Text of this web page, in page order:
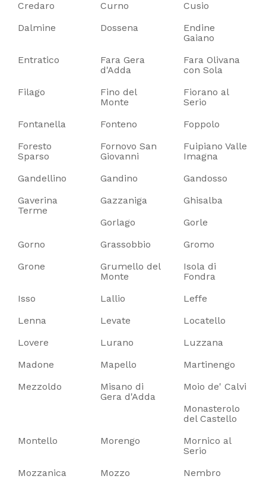
Credaro Curno
Cusio
Dalmine
Dossena
Endine
Gaiano
Entratico
Fara Gera
d'Adda
Fara Olivana
con Sola
Filago
Fino del
Monte
Fiorano al
Serio
Fontanella
Fonteno
Foppolo
Foresto
Sparso
Fornovo San
Giovanni
Fuipiano Valle
Imagna
Gandellino
Gandino
Gandosso
Gaverina
Terme
Gazzaniga
Ghisalba
Gorlago
Gorle
Gorno
Grassobbio
Gromo
Grone
Grumello del
Monte
Isola di
Fondra
Isso
Lallio
Leffe
Lenna
Levate
Locatello
Lovere
Lurano
Luzzana
Madone
Mapello
Martinengo
Mezzoldo
Misano di
Gera d'Adda
Moio de' Calvi
Monasterolo
del Castello
Montello
Morengo
Mornico al
Serio
Mozzanica
Mozzo
Nembro